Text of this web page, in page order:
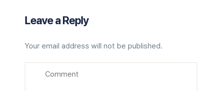
Leave a Reply
Your email address will not be published.